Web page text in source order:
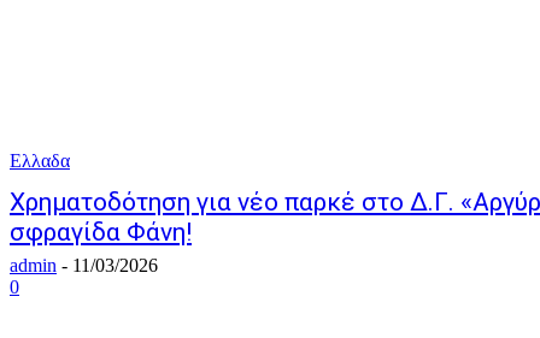
Ελλαδα
Χρηματοδότηση για νέο παρκέ στο Δ.Γ.
σφραγίδα Φάνη!
admin - 11/03/2026
0